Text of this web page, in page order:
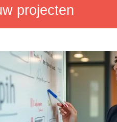
projecten